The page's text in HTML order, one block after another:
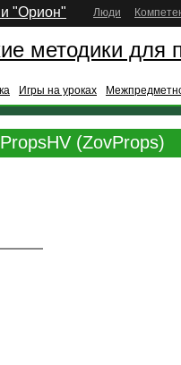
"Орион" Люди
методики для
Игры на уроках
(ZovProps)